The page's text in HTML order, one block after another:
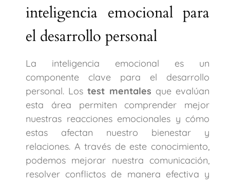
inteligencia emocional para
el desarrollo personal
La inteligencia emocional es un
componente clave para el desarrollo
personal. Lostest mentales que evalúan
esta área permiten comprender mejor
nuestras reacciones emocionales y cómo
estas afectan nuestro bienestar y
relaciones. A través de este conocimiento,
podemos mejorar nuestra comunicación,
resolver conflictos de manera efectiva y